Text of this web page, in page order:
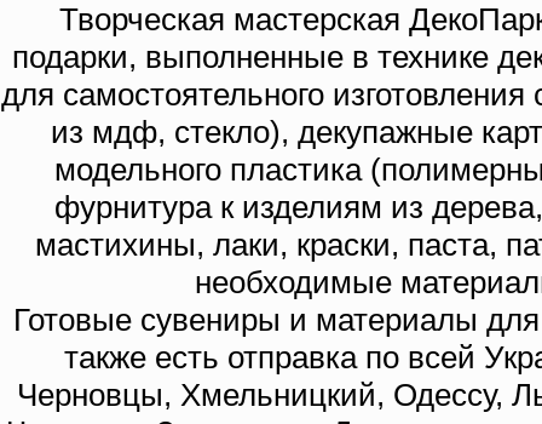
Творческая мастерская
подарки, выполненные в технике
для самостоятельного
из мдф, стекло), декупажные
модельного пластика
фурнитура к изделиям из
мастихины, лаки, краски, паста,
необходимые
Готовые сувениры и материалы
также есть отправка по всей
Черновцы, Хмельницкий, Одессу,